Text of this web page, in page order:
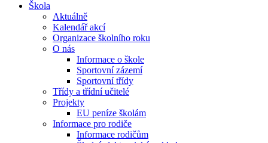
Škola
Aktuálně
Kalendář akcí
Organizace školního roku
O nás
Informace o škole
Sportovní zázemí
Sportovní třídy
Třídy a třídní učitelé
Projekty
EU peníze školám
Informace pro rodiče
Informace rodičům